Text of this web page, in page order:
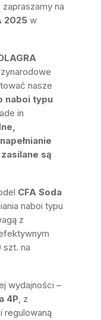
na
2025 w
nasze
naboi typu
in
są
CFA Soda
naboi typu
z
szt. na
wydajności –
4P, z
regulowaną